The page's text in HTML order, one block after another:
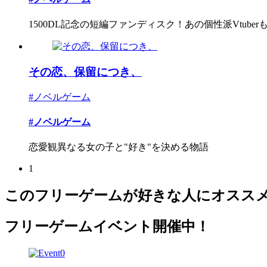
1500DL記念の短編ファンディスク！あの個性派Vtuber
その恋、保留につき、
#ノベルゲーム
#ノベルゲーム
恋愛観異なる女の子と"好き"を決める物語
1
このフリーゲームが好きな人にオスス
フリーゲームイベント開催中！